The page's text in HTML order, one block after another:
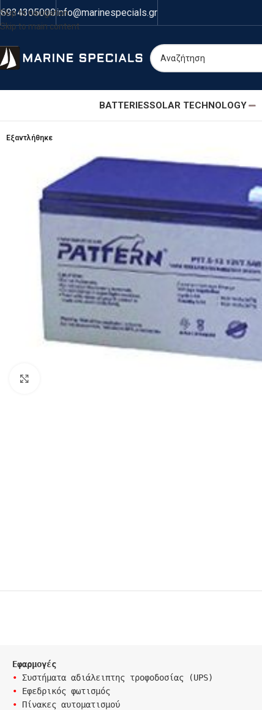
Skip to navigation
Skip to main content
6934305000info@marinespecials.gr
BATTERIESSOLAR TECHNOLOGY
Εξαντλήθηκε
Εφαρμογές
•
•
•